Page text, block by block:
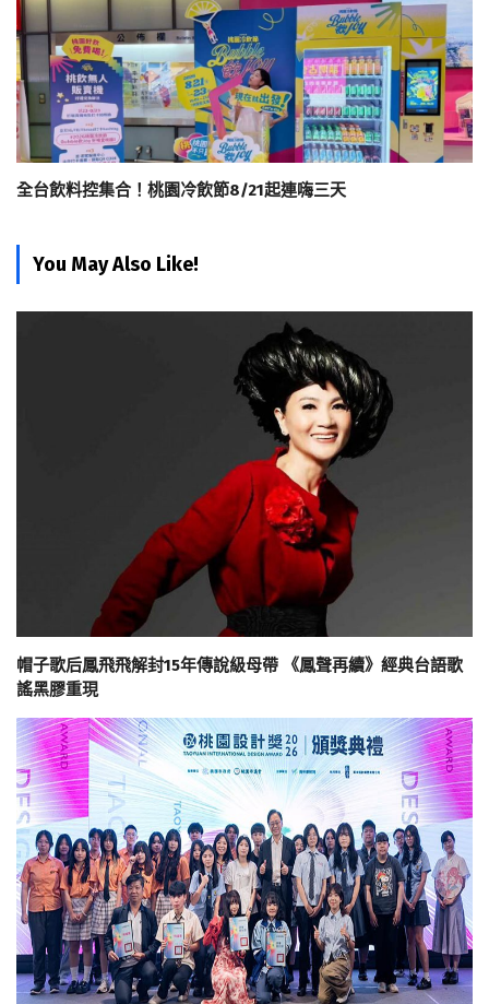
全台飲料控集合！桃園冷飲節8/21起連嗨三天
You May Also Like!
帽子歌后鳳飛飛解封15年傳說級母帶 《鳳聲再續》經典台語歌
謠黑膠重現